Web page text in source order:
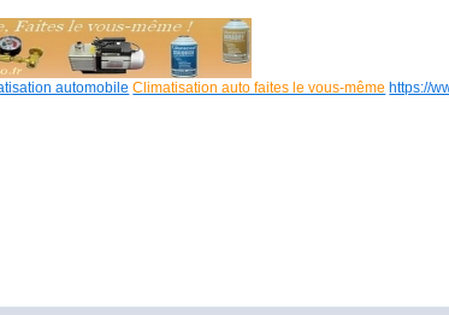
automobile Climatisation auto faites le vous-même https://